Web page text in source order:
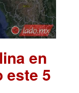
en
este 5